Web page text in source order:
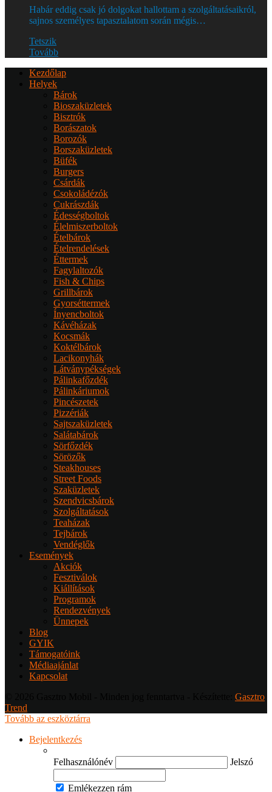
Habár eddig csak jó dolgokat hallottam a szolgáltatásaikról,
sajnos személyes tapasztalatom során mégis…
Tetszik
Tovább
Kezdőlap
Helyek
Bárok
Bioszaküzletek
Bisztrók
Borászatok
Borozók
Borszaküzletek
Büfék
Burgers
Csárdák
Csokoládézók
Cukrászdák
Édességboltok
Élelmiszerboltok
Ételbárok
Ételrendelések
Éttermek
Fagylaltozók
Fish & Chips
Grillbárok
Gyorséttermek
Ínyencboltok
Kávéházak
Kocsmák
Koktélbárok
Lacikonyhák
Látványpékségek
Pálinkafőzdék
Pálinkáriumok
Pincészetek
Pizzériák
Sajtszaküzletek
Salátabárok
Sörfőzdék
Sörözők
Steakhouses
Street Foods
Szaküzletek
Szendvicsbárok
Szolgáltatások
Teaházak
Tejbárok
Vendéglők
Események
Akciók
Fesztiválok
Kiállítások
Programok
Rendezvények
Ünnepek
Blog
GYIK
Támogatóink
Médiaajánlat
Kapcsolat
Gasztro
Trend
Tovább az eszköztárra
Bejelentkezés
Felhasználónév Jelszó
Emlékezzen rám